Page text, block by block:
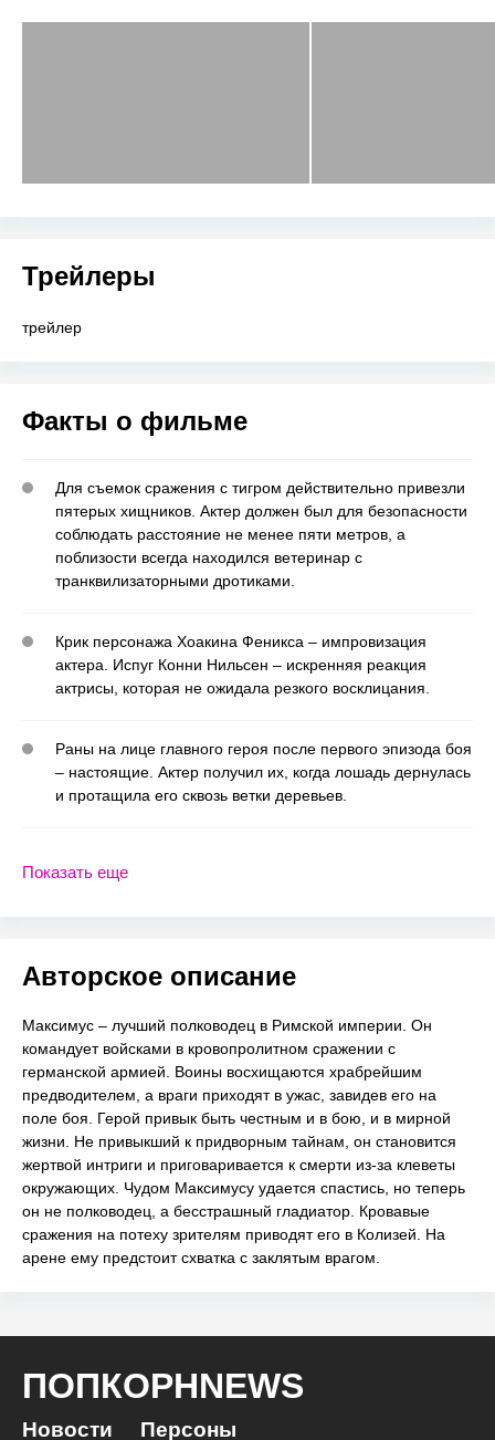
Трейлеры
трейлер
Факты о фильме
Для съемок сражения с тигром действительно привезли
пятерых хищников. Актер должен был для безопасности
соблюдать расстояние не менее пяти метров, а
поблизости всегда находился ветеринар с
транквилизаторными дротиками.
Крик персонажа Хоакина Феникса – импровизация
актера. Испуг Конни Нильсен – искренняя реакция
актрисы, которая не ожидала резкого восклицания.
Раны на лице главного героя после первого эпизода боя
– настоящие. Актер получил их, когда лошадь дернулась
и протащила его сквозь ветки деревьев.
Показать еще
Авторское описание
Максимус – лучший полководец в Римской империи. Он
командует войсками в кровопролитном сражении с
германской армией. Воины восхищаются храбрейшим
предводителем, а враги приходят в ужас, завидев его на
поле боя. Герой привык быть честным и в бою, и в мирной
жизни. Не привыкший к придворным тайнам, он становится
жертвой интриги и приговаривается к смерти из-за клеветы
окружающих. Чудом Максимусу удается спастись, но теперь
он не полководец, а бесстрашный гладиатор. Кровавые
сражения на потеху зрителям приводят его в Колизей. На
арене ему предстоит схватка с заклятым врагом.
ПОПКОРНNEWS
Новости Персоны